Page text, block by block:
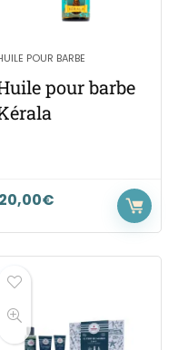
POUR BARBE
pour barbe
20,00€